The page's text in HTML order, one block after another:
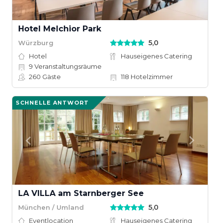
Hotel Melchior Park
Würzburg 5,0
Hotel
Hauseigenes Catering
9 Veranstaltungsräume
260 Gäste 118 Hotelzimmer
SCHNELLE ANTWORT
LA VILLA am Starnberger See
München / Umland 5,0
Eventlocation
Hauseigenes Catering